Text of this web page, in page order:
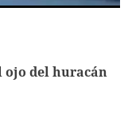
ojo del huracán